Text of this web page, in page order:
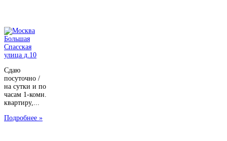
Сдаю
посуточно /
на сутки и по
часам 1-комн.
квартиру,...
Подробнее »